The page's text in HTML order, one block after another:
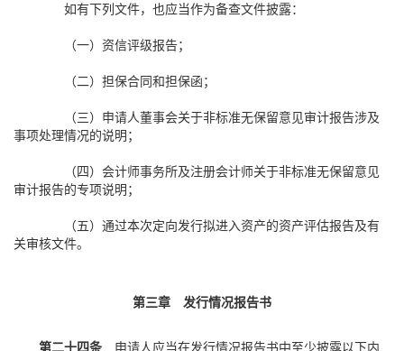
如有下列文件，也应当作为备查文件披露：
（一）资信评级报告；
（二）担保合同和担保函；
（三）申请人董事会关于非标准无保留意见审计报告涉及
事项处理情况的说明；
（四）会计师事务所及注册会计师关于非标准无保留意见
审计报告的专项说明；
（五）通过本次定向发行拟进入资产的资产评估报告及有
关审核文件。
第三章 发行情况报告书
第二十四条 申请人应当在发行情况报告书中至少披露以下内